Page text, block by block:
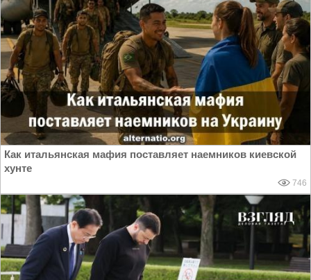
Как итальянская мафия поставляет наемников киевской
хунте
746